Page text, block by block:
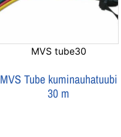
MVS tube30
MVS Tube kuminauhatuubi
30 m